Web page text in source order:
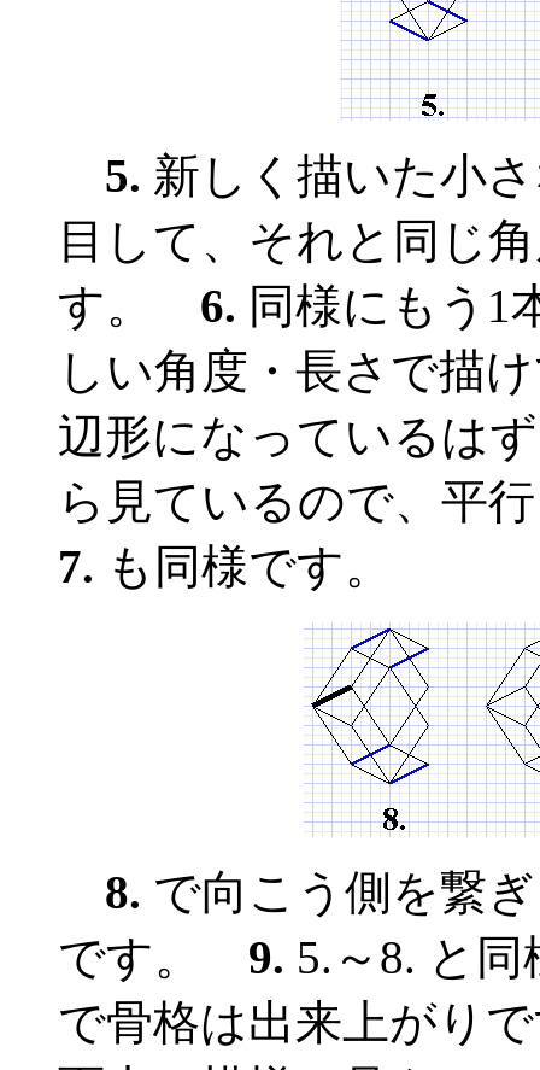
5. 新しく描いた小
目して、それと同じ
す。 6. 同様にもう1
しい角度・長さで描
辺形になっているは
ら見ているので、平
7. も同様です。
8. で向こう側を繋
です。 9. 5.～8. と
で骨格は出来上がり